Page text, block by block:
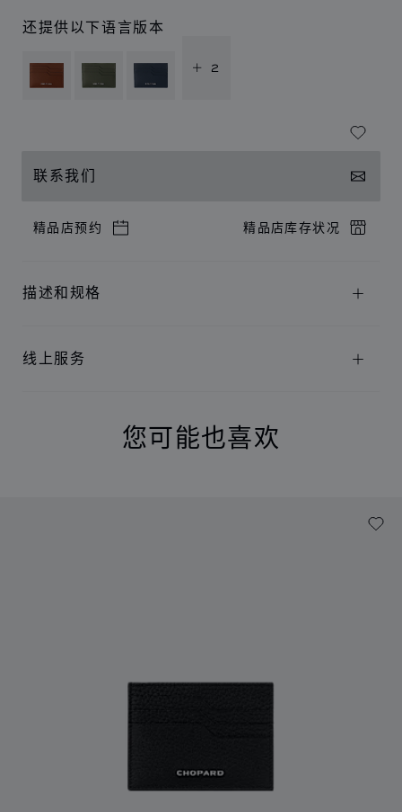
还提供以下语言版本
+ 2
联系我们
精品店预约 精品店库存状况
描述和规格
线上服务
您可能也喜欢